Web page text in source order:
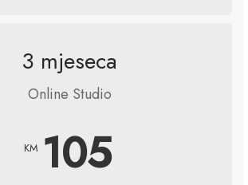
3 mjeseca
Online Studio
KM 105